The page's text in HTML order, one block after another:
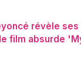
révèle
film absurde